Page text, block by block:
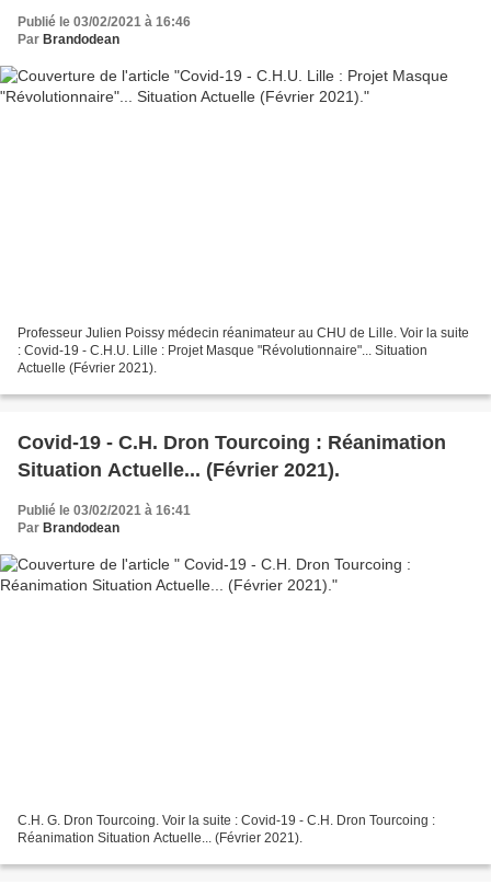
Publié le 03/02/2021 à 16:46
Par Brandodean
Professeur Julien Poissy médecin réanimateur au CHU de Lille. Voir la suite
: Covid-19 - C.H.U. Lille : Projet Masque "Révolutionnaire"... Situation
Actuelle (Février 2021).
Covid-19 - C.H. Dron Tourcoing : Réanimation
Situation Actuelle... (Février 2021).
Publié le 03/02/2021 à 16:41
Par Brandodean
C.H. G. Dron Tourcoing. Voir la suite : Covid-19 - C.H. Dron Tourcoing :
Réanimation Situation Actuelle... (Février 2021).